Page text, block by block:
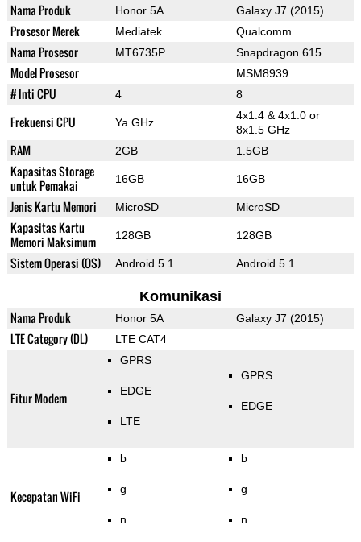
Nama Produk Honor 5A Galaxy J7 (2015)
Prosesor Merek Mediatek Qualcomm
Nama Prosesor MT6735P Snapdragon 615
Model Prosesor MSM8939
# Inti CPU 4 8
Frekuensi CPU Ya GHz
4x1.4 & 4x1.0 or
8x1.5 GHz
RAM 2GB 1.5GB
Kapasitas Storage
untuk Pemakai
16GB 16GB
Jenis Kartu Memori MicroSD MicroSD
Kapasitas Kartu
Memori Maksimum
128GB 128GB
Sistem Operasi (OS) Android 5.1 Android 5.1
Komunikasi
Nama Produk Honor 5A Galaxy J7 (2015)
LTE Category (DL) LTE CAT4
Fitur Modem
GPRS
EDGE
LTE
GPRS
EDGE
Kecepatan WiFi
b
g
n
b
g
n